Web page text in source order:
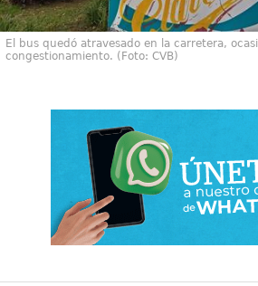
El bus quedó atravesado en la carretera,
congestionamiento. (Foto: CVB)